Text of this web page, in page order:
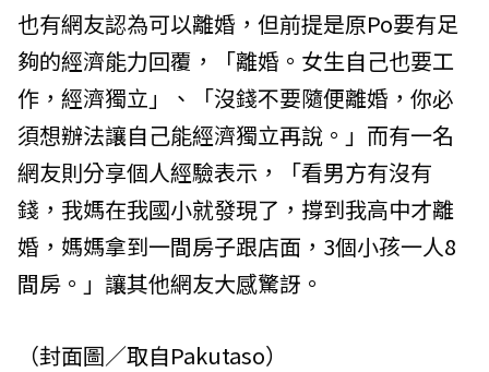
也有網友認為可以離婚，但前提是原Po要有足
夠的經濟能力回覆，「離婚。女生自己也要工
作，經濟獨立」、「沒錢不要隨便離婚，你必
須想辦法讓自己能經濟獨立再說。」而有一名
網友則分享個人經驗表示，「看男方有沒有
錢，我媽在我國小就發現了，撐到我高中才離
婚，媽媽拿到一間房子跟店面，3個小孩一人8
間房。」讓其他網友大感驚訝。
（封面圖／取自Pakutaso）